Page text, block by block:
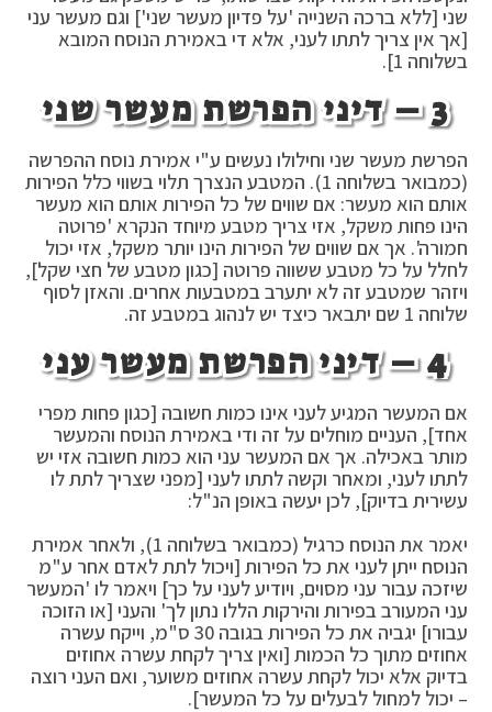
שני [ללא ברכה השנייה 'על פדיון מעשר שני'] וגם מעשר עני
[אך אין צריך לתתו לעני, אלא די באמירת הנוסח המובא
בשלוחה 1].
3 – דיני הפרשת מעשר שני
הפרשת מעשר שני וחילולו נעשים ע"י אמירת נוסח ההפרשה
(כמבואר בשלוחה 1). המטבע הנצרך תלוי בשווי כלל הפירות
אותם הוא מעשר: אם שווים של כל הפירות אותם הוא מעשר
הינו פחות משקל, אזי צריך מטבע מיוחד הנקרא 'פרוטה
חמורה'. אך אם שווים של הפירות הינו יותר משקל, אזי יכול
לחלל על כל מטבע ששווה פרוטה [כגון מטבע של חצי שקל],
ויזהר שמטבע זה לא יתערב במטבעות אחרים. והאזן לסוף
שלוחה 1 שם יתבאר כיצד יש לנהוג במטבע זה.
4 – דיני הפרשת מעשר עני
אם המעשר המגיע לעני אינו כמות חשובה [כגון פחות מפרי
אחד], העניים מוחלים על זה ודי באמירת הנוסח והמעשר
מותר באכילה. אך אם המעשר עני הוא כמות חשובה אזי יש
לתתו לעני, ומאחר וקשה לתתו לעני [מפני שצריך לתת לו
עשירית בדיוק], לכן יעשה באופן הנ"ל:
יאמר את הנוסח כרגיל (כמבואר בשלוחה 1), ולאחר אמירת
הנוסח ייתן לעני את כל הפירות [ויכול לתת לאדם אחר ע"מ
שיזכה עבור עני מסוים, ויודיע לעני על כך] ויאמר לו 'המעשר
עני המעורב בפירות והירקות הללו נתון לך' והעני [או הזוכה
עבורו] יגביה את כל הפירות בגובה 30 ס"מ, וייקח עשרה
אחוזים מתוך כל הכמות [ואין צריך לקחת עשרה אחוזים
בדיוק אלא יכול לקחת עשרה אחוזים משוער, ואם העני רוצה
– יכול למחול לבעלים על כל המעשר].